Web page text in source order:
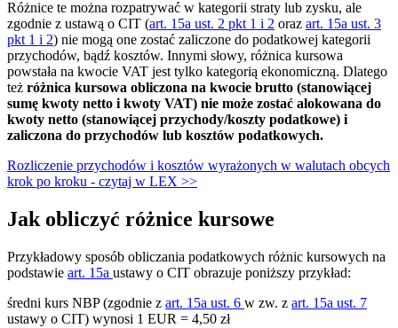
Różnice te można rozpatrywać w kategorii straty lub zysku, ale
zgodnie z ustawą o CIT (art. 15a ust. 2 pkt 1 i 2 oraz art. 15a ust. 3
pkt 1 i 2) nie mogą one zostać zaliczone do podatkowej kategorii
przychodów, bądź kosztów. Innymi słowy, różnica kursowa
powstała na kwocie VAT jest tylko kategorią ekonomiczną. Dlatego
też różnica kursowa obliczona na kwocie brutto (stanowiącej
sumę kwoty netto i kwoty VAT) nie może zostać alokowana do
kwoty netto (stanowiącej przychody/koszty podatkowe) i
zaliczona do przychodów lub kosztów podatkowych.
Rozliczenie przychodów i kosztów wyrażonych w walutach obcych
krok po kroku - czytaj w LEX >>
Jak obliczyć różnice kursowe
Przykładowy sposób obliczania podatkowych różnic kursowych na
podstawie art. 15a ustawy o CIT obrazuje poniższy przykład:
średni kurs NBP (zgodnie z art. 15a ust. 6 w zw. z art. 15a ust. 7
ustawy o CIT) wynosi 1 EUR = 4,50 zł